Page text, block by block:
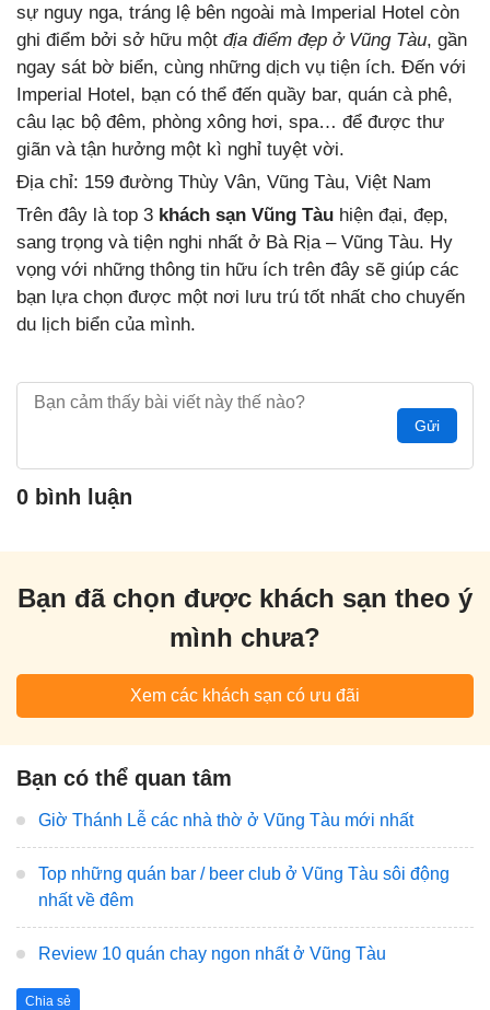
sự nguy nga, tráng lệ bên ngoài mà Imperial Hotel còn
ghi điểm bởi sở hữu một địa điểm đẹp ở Vũng Tàu, gần
ngay sát bờ biển, cùng những dịch vụ tiện ích. Đến với
Imperial Hotel, bạn có thể đến quầy bar, quán cà phê,
câu lạc bộ đêm, phòng xông hơi, spa… để được thư
giãn và tận hưởng một kì nghỉ tuyệt vời.
Địa chỉ: 159 đường Thùy Vân, Vũng Tàu, Việt Nam
Trên đây là top 3 khách sạn Vũng Tàu hiện đại, đẹp,
sang trọng và tiện nghi nhất ở Bà Rịa – Vũng Tàu. Hy
vọng với những thông tin hữu ích trên đây sẽ giúp các
bạn lựa chọn được một nơi lưu trú tốt nhất cho chuyến
du lịch biển của mình.
Gửi
0 bình luận
Bạn đã chọn được khách sạn theo ý
mình chưa?
Xem các khách sạn có ưu đãi
Bạn có thể quan tâm
Giờ Thánh Lễ các nhà thờ ở Vũng Tàu mới nhất
Top những quán bar / beer club ở Vũng Tàu sôi động
nhất về đêm
Review 10 quán chay ngon nhất ở Vũng Tàu
Chia sẻ